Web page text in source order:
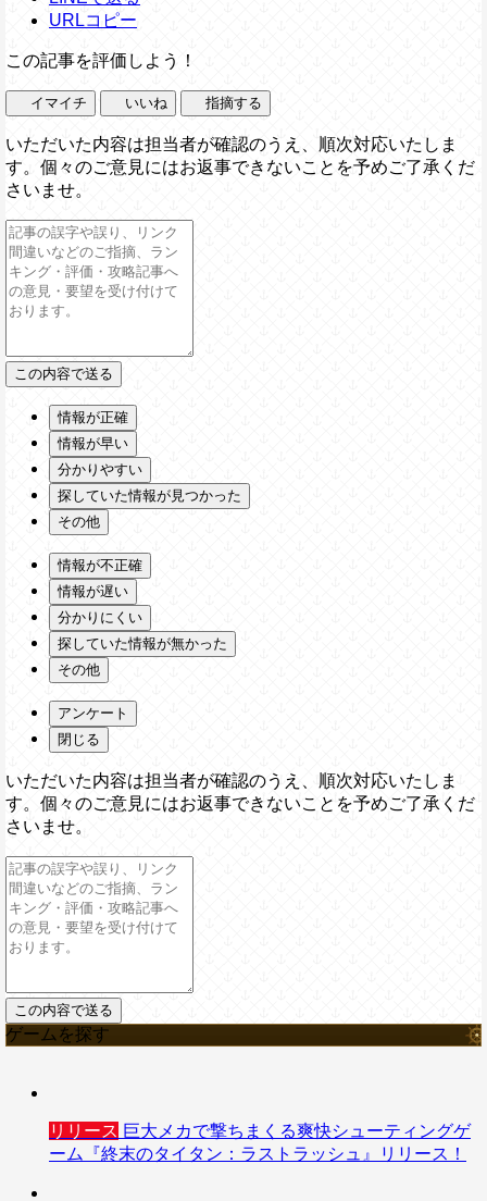
URLコピー
この記事を評価しよう！
イマイチ いいね 指摘する
いただいた内容は担当者が確認のうえ、順次対応いたしま
す。個々のご意見にはお返事できないことを予めご了承くだ
さいませ。
情報が正確
情報が早い
分かりやすい
探していた情報が見つかった
その他
情報が不正確
情報が遅い
分かりにくい
探していた情報が無かった
その他
アンケート
閉じる
いただいた内容は担当者が確認のうえ、順次対応いたしま
す。個々のご意見にはお返事できないことを予めご了承くだ
さいませ。
ゲームを探す
リリース 巨大メカで撃ちまくる爽快シューティングゲ
ーム『終末のタイタン：ラストラッシュ』リリース！